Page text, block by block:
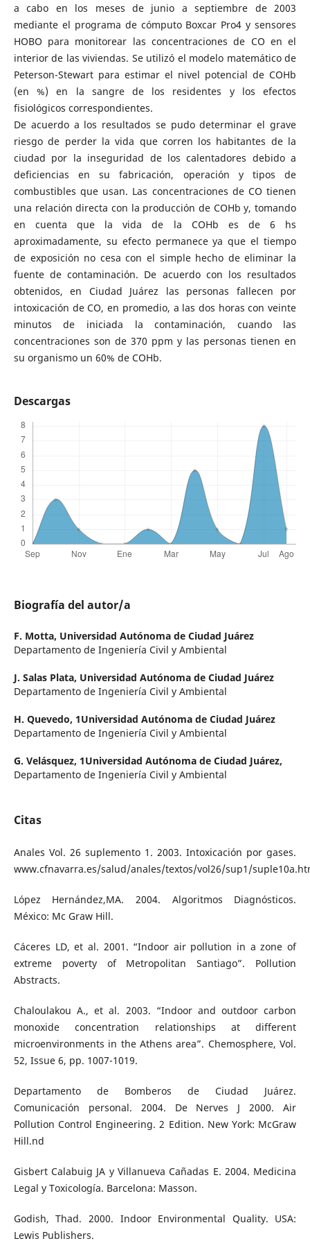
a cabo en los meses de junio a septiembre de 2003
mediante el programa de cómputo Boxcar Pro4 y sensores
HOBO para monitorear las concentraciones de CO en el
interior de las viviendas. Se utilizó el modelo matemático de
Peterson-Stewart para estimar el nivel potencial de COHb
(en %) en la sangre de los residentes y los efectos
fisiológicos correspondientes.
De acuerdo a los resultados se pudo determinar el grave
riesgo de perder la vida que corren los habitantes de la
ciudad por la inseguridad de los calentadores debido a
deficiencias en su fabricación, operación y tipos de
combustibles que usan. Las concentraciones de CO tienen
una relación directa con la producción de COHb y, tomando
en cuenta que la vida de la COHb es de 6 hs
aproximadamente, su efecto permanece ya que el tiempo
de exposición no cesa con el simple hecho de eliminar la
fuente de contaminación. De acuerdo con los resultados
obtenidos, en Ciudad Juárez las personas fallecen por
intoxicación de CO, en promedio, a las dos horas con veinte
minutos de iniciada la contaminación, cuando las
concentraciones son de 370 ppm y las personas tienen en
su organismo un 60% de COHb.
Descargas
Biografía del autor/a
F. Motta, Universidad Autónoma de Ciudad Juárez
Departamento de Ingeniería Civil y Ambiental
J. Salas Plata, Universidad Autónoma de Ciudad Juárez
Departamento de Ingeniería Civil y Ambiental
H. Quevedo, 1Universidad Autónoma de Ciudad Juárez
Departamento de Ingeniería Civil y Ambiental
G. Velásquez, 1Universidad Autónoma de Ciudad Juárez,
Departamento de Ingeniería Civil y Ambiental
Citas
Anales Vol. 26 suplemento 1. 2003. Intoxicación por gases.
www.cfnavarra.es/salud/anales/textos/vol26/sup1/
López Hernández,MA. 2004. Algoritmos Diagnósticos.
México: Mc Graw Hill.
Cáceres LD, et al. 2001. “Indoor air pollution in a zone of
extreme poverty of Metropolitan Santiago”. Pollution
Abstracts.
Chaloulakou A., et al. 2003. “Indoor and outdoor carbon
monoxide concentration relationships at different
microenvironments in the Athens area”. Chemosphere, Vol.
52, Issue 6, pp. 1007-1019.
Departamento de Bomberos de Ciudad Juárez.
Comunicación personal. 2004. De Nerves J 2000. Air
Pollution Control Engineering. 2 Edition. New York: McGraw
Hill.nd
Gisbert Calabuig JA y Villanueva Cañadas E. 2004. Medicina
Legal y Toxicología. Barcelona: Masson.
Godish, Thad. 2000. Indoor Environmental Quality. USA:
Lewis Publishers.